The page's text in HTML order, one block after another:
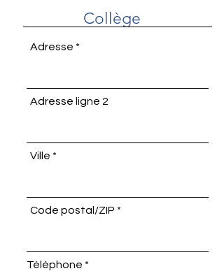
Collège
Adresse
Adresse ligne 2
Ville
Code postal/ZIP
Téléphone